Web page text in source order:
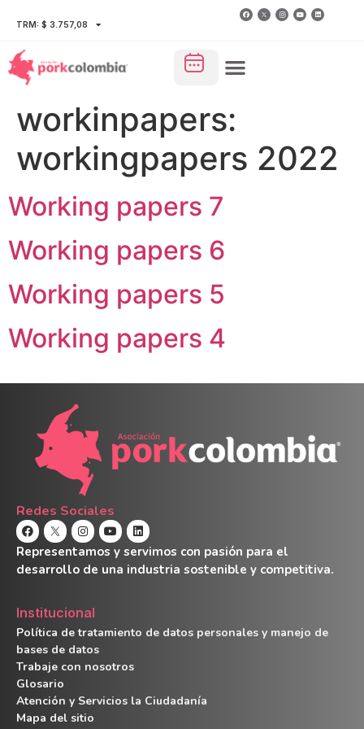
TRM: $ 3.757,08
workinpapers:
workingpapers 2022
Working papers 7
Working papers 6
Working papers 5
Working papers 4
Redes Sociales
Representamos y servimos con pasión para el
desarrollo de una industria sostenible y competitiva.
Institucional
Política de tratamiento de datos personales y manejo de
bases de datos
Trabaje con nosotros
Glosario
Atención y Servicios la Ciudadanía
Mapa del sitio